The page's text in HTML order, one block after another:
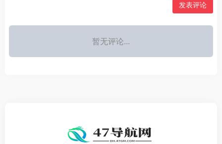
发表评论
暂无评论...